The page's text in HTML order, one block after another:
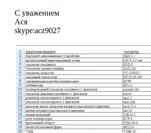
С уважением
Ася
skype:acz9027